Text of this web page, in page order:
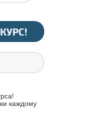
каждому